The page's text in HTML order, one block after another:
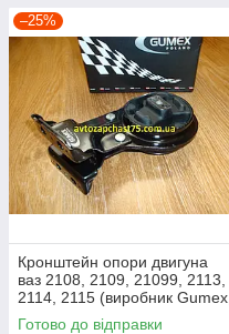
–25%
Кронштейн опори двигуна
ваз 2108, 2109, 21099, 2113,
2114, 2115 (виробник Gumex,
Польща)
Готово до відправки